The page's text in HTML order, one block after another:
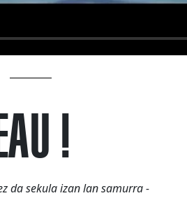
!
da sekula izan lan samurra -